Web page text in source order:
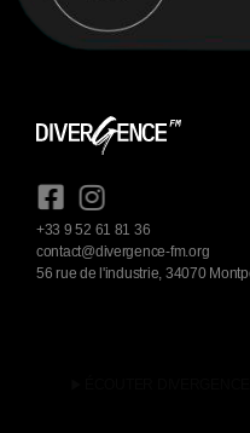
+33 9 52 61 81 36
contact@divergence-fm.org
56 rue de l'industrie, 34070